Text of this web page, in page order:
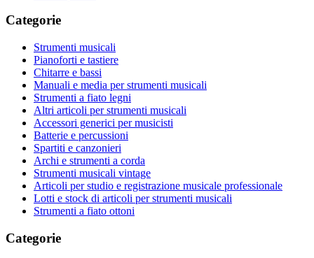
Categorie
Strumenti musicali
Pianoforti e tastiere
Chitarre e bassi
Manuali e media per strumenti musicali
Strumenti a fiato legni
Altri articoli per strumenti musicali
Accessori generici per musicisti
Batterie e percussioni
Spartiti e canzonieri
Archi e strumenti a corda
Strumenti musicali vintage
Articoli per studio e registrazione musicale professionale
Lotti e stock di articoli per strumenti musicali
Strumenti a fiato ottoni
Categorie